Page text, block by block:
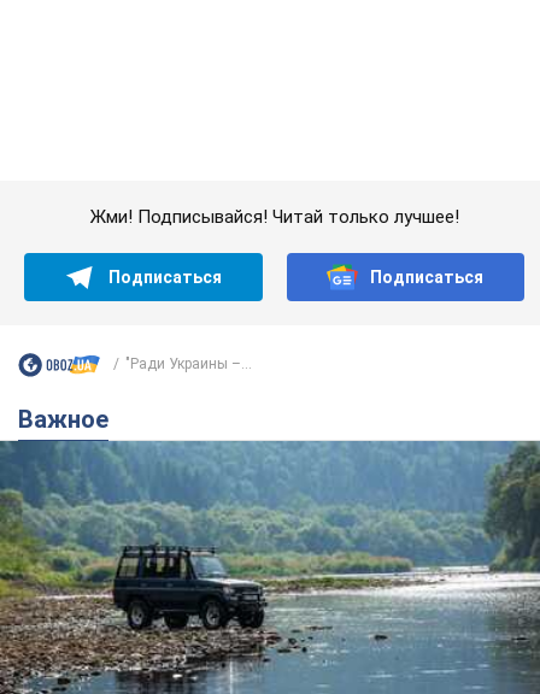
Значительные штрафы и специальные
полигоны: как проблему джипинга решают за
границей
Украине не помешает взять пример со стран Европы
8.08.2026 05:10 2,2 т.
В Прикарпатье после аномальной
жары прошел сильный ливень:
дороги превратились в реки. Видео